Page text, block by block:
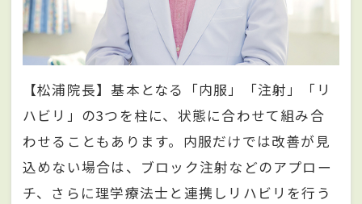
【松浦院長】基本となる「内服」「注射」「リ
ハビリ」の3つを柱に、状態に合わせて組み合
わせることもあります。内服だけでは改善が見
込めない場合は、ブロック注射などのアプロー
チ、さらに理学療法士と連携しリハビリを行う